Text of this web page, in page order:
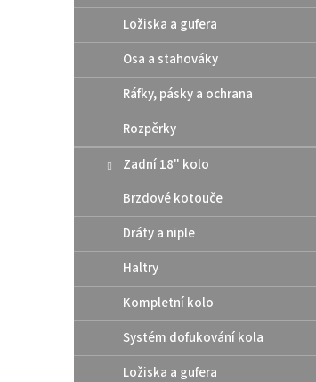
Ložiska a gufera
Osa a stahováky
Ráfky, pásky a ochrana
Rozpěrky
Zadní 18" kolo
Brzdové kotouče
Dráty a niple
Haltry
Kompletní kolo
Systém dofukování kola
Ložiska a gufera